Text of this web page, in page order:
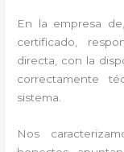
En la empresa de
certificado,
directa, con la
correctamente
sistema.
Nos